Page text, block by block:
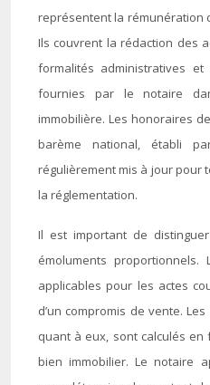
représentent la rémunération
Ils couvrent la rédaction des
formalités administratives et
fournies par le notaire
immobilière. Les honoraires
barème national, établi
régulièrement mis à jour pour
la réglementation.
Il est important de
émoluments
applicables pour les actes
d’un compromis de vente.
quant à eux, sont calculés
bien immobilier. Le notaire